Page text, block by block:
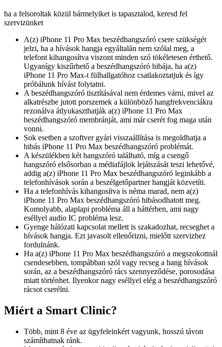
ha a felsoroltak közül bármelyiket is tapasztalod, keresd fel
szervizünket
A(z) iPhone 11 Pro Max beszédhangszóró csere szükségét
jelzi, ha a hívások hangja egyáltalán nem szólal meg, a
telefont kihangosítva viszont minden szó tökéletesen érthető.
Ugyanígy kiszűrhető a beszédhangszóró hibája, ha a(z)
iPhone 11 Pro Max-t fülhallgatóhoz csatlakoztatjuk és így
próbálunk hívást folytatni.
A beszédhangszóró tisztításával nem érdemes várni, mivel az
alkatrészbe jutott porszemek a különböző hangfrekvenciákra
rezonálva átlyukaszthatják a(z) iPhone 11 Pro Max
beszédhangszóró membránját, ami már cserét fog maga után
vonni.
Sok esetben a szoftver gyári visszaállítása is megoldhatja a
hibás iPhone 11 Pro Max beszédhangszóró problémát.
A készülékben két hangszóró található, míg a csengő
hangszóró elsősorban a médiafájlok lejátszását teszi lehetővé,
addig a(z) iPhone 11 Pro Max beszédhangszóró leginkább a
telefonhívások során a beszélgetőpartner hangját közvetíti.
Ha a telefonhívás kihangosítva is néma marad, nem a(z)
iPhone 11 Pro Max beszédhangszóró hibásodhatott meg.
Komolyabb, alaplapi probléma áll a háttérben, ami nagy
eséllyel audio IC probléma lesz.
Gyenge hálózati kapcsolat mellett is szakadozhat, recseghet a
hívások hangja. Ezt javasolt ellenőrizni, mielőtt szervizhez
fordulnánk.
Ha a(z) iPhone 11 Pro Max beszédhangszóró a megszokottnál
csendesebben, tompábban szól vagy recseg a hang hívások
során, az a beszédhangszóró rács szennyeződése, porosodása
miatt történhet. Ilyenkor nagy eséllyel elég a beszédhangszóró
rácsot cserélni.
Miért a Smart Clinic?
Több, mint 8 éve az ügyfeleinkért vagyunk, hosszú távon
számíthatnak ránk.